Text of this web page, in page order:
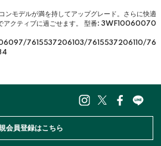
モデルが満を持してアップグレード。さらに快適
クティブに過ごせます。
型番: 3WF10060070
7615537206103/7615537206110/76
会員登録はこちら